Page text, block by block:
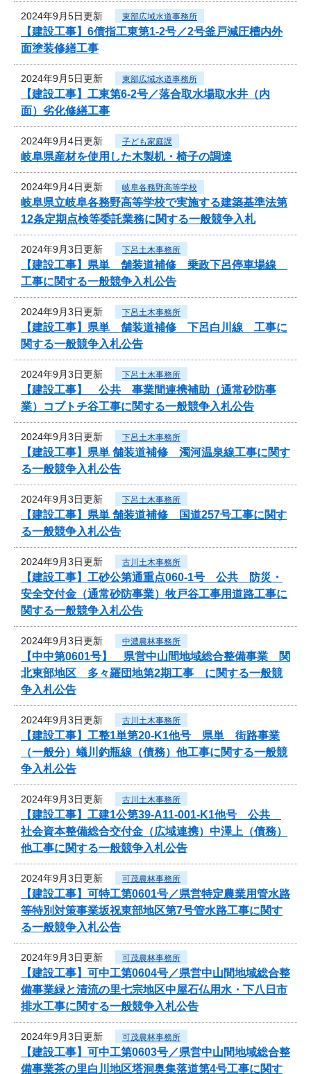
2024年9月5日更新 東部広域水道事務所
【建設工事】6債指工東第1-2号／2号釜戸減圧槽内外
面塗装修繕工事
2024年9月5日更新 東部広域水道事務所
【建設工事】工東第6-2号／落合取水場取水井（内
面）劣化修繕工事
2024年9月4日更新 子ども家庭課
岐阜県産材を使用した木製机・椅子の調達
2024年9月4日更新 岐阜各務野高等学校
岐阜県立岐阜各務野高等学校で実施する建築基準法第
12条定期点検等委託業務に関する一般競争入札
2024年9月3日更新 下呂土木事務所
【建設工事】県単 舗装道補修 乗政下呂停車場線
工事に関する一般競争入札公告
2024年9月3日更新 下呂土木事務所
【建設工事】県単 舗装道補修 下呂白川線 工事に
関する一般競争入札公告
2024年9月3日更新 下呂土木事務所
【建設工事】 公共 事業間連携補助（通常砂防事
業）コブトチ谷工事に関する一般競争入札公告
2024年9月3日更新 下呂土木事務所
【建設工事】県単 舗装道補修 濁河温泉線工事に関す
る一般競争入札公告
2024年9月3日更新 下呂土木事務所
【建設工事】県単 舗装道補修 国道257号工事に関す
る一般競争入札公告
2024年9月3日更新 古川土木事務所
【建設工事】工砂公第通重点060-1号 公共 防災・
安全交付金（通常砂防事業）牧戸谷工事用道路工事に
関する一般競争入札公告
2024年9月3日更新 中濃農林事務所
【中中第0601号】 県営中山間地域総合整備事業 関
北東部地区 多々羅団地第2期工事 に関する一般競
争入札公告
2024年9月3日更新 古川土木事務所
【建設工事】工整1単第20-K1他号 県単 街路事業
（一般分）蟻川釣瓶線（債務）他工事に関する一般競
争入札公告
2024年9月3日更新 古川土木事務所
【建設工事】工建1公第39-A11-001-K1他号 公共
社会資本整備総合交付金（広域連携）中澤上（債務）
他工事に関する一般競争入札公告
2024年9月3日更新 可茂農林事務所
【建設工事】可特工第0601号／県営特定農業用管水路
等特別対策事業坂祝東部地区第7号管水路工事に関す
る一般競争入札公告
2024年9月3日更新 可茂農林事務所
【建設工事】可中工第0604号／県営中山間地域総合整
備事業緑と清流の里七宗地区中屋石仏用水・下八日市
排水工事に関する一般競争入札公告
2024年9月3日更新 可茂農林事務所
【建設工事】可中工第0603号／県営中山間地域総合整
備事業茶の里白川地区塔洞奥集落道第4号工事に関す